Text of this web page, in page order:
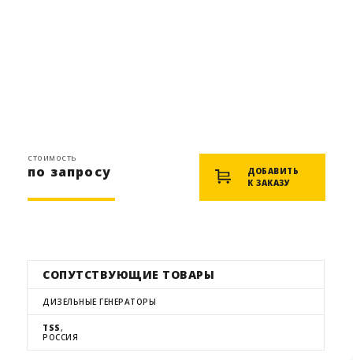
стоимость
по запросу
ДОБАВИТЬ
К ЗАКАЗУ
СОПУТСТВУЮЩИЕ ТОВАРЫ
ДИЗЕЛЬНЫЕ ГЕНЕРАТОРЫ
TSS,
РОССИЯ